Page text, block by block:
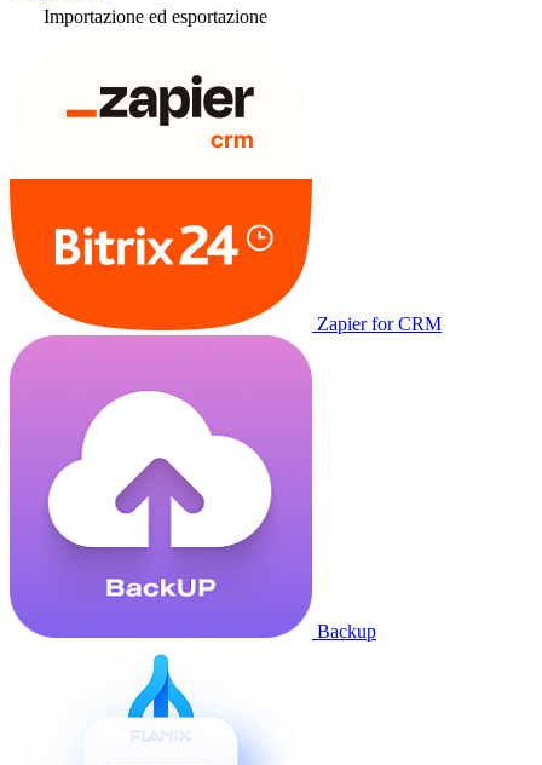
Importazione ed esportazione
Zapier for CRM
Backup